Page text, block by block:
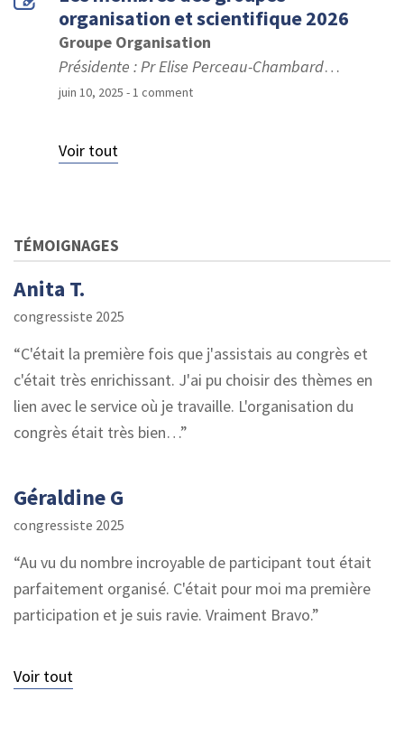
organisation et scientifique 2026
Groupe Organisation
Présidente : Pr Elise Perceau-Chambard…
juin 10, 2025 - 1 comment
Voir tout
TÉMOIGNAGES
Anita T.
congressiste 2025
C'était la première fois que j'assistais au congrès et
c'était très enrichissant. J'ai pu choisir des thèmes en
lien avec le service où je travaille. L'organisation du
congrès était très bien…
Géraldine G
congressiste 2025
Au vu du nombre incroyable de participant tout était
parfaitement organisé. C'était pour moi ma première
participation et je suis ravie. Vraiment Bravo.
Voir tout